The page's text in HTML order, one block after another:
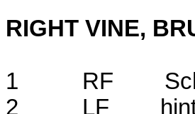
RIGHT VINE,
1 RF
2
LF